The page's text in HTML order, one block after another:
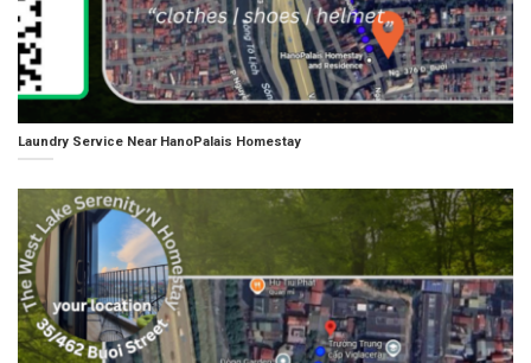
Laundry Service Near HanoPalais Homestay